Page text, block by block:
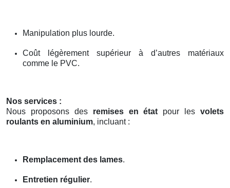
Manipulation plus lourde.
Coût légèrement supérieur à d’autres matériaux
comme le PVC.
Nos services :
Nous proposons des remises en état pour les volets
roulants en aluminium, incluant :
Remplacement des lames.
Entretien régulier.